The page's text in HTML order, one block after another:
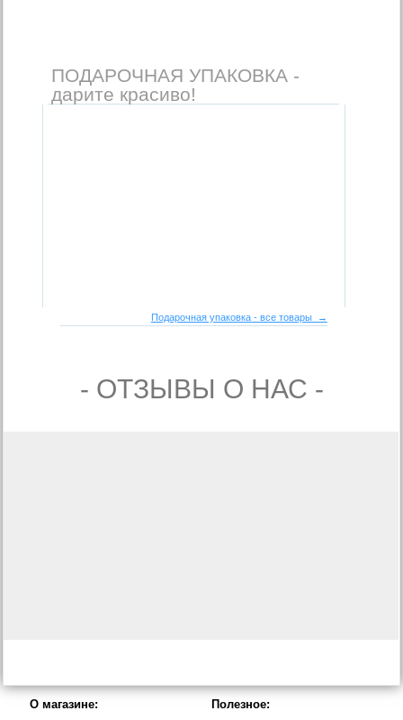
ПОДАРОЧНАЯ УПАКОВКА -
дарите красиво!
Подарочная упаковка - все товары →
- ОТЗЫВЫ О НАС -
О магазине: Полезное: